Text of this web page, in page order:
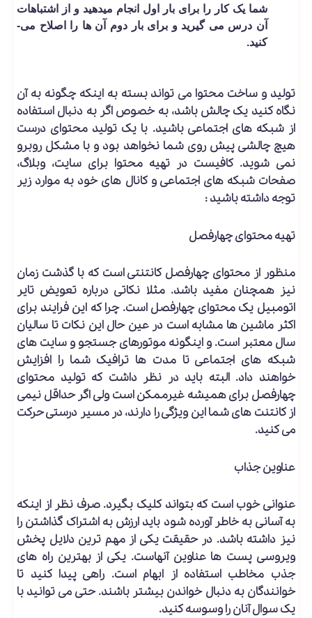
شما یک کار را برای بار اول انجام می­دهید و از اشتباهات
آن درس می ­گیرید و برای بار دوم آن ها را اصلاح می­
کنید.
تولید و ساخت محتوا می تواند بسته به اینکه چگونه به آن
نگاه کنید یک چالش باشد، به خصوص اگر به دنبال استفاده
از شبکه های اجتماعی باشید. با یک تولید محتوای درست
هیچ چالشی پیش روی شما نخواهد بود و با مشکل روبرو
نمی شوید. کافیست در تهیه محتوا برای سایت، وبلاگ،
صفحات شبکه های اجتماعی و کانال های خود به موارد زیر
توجه داشته باشید :
تهیه محتوای چهارفصل
منظور از محتوای چهارفصل کانتنتی است که با گذشت زمان
نیز همچنان مفید باشد. مثلا نکاتی درباره تعویض تایر
اتومبیل یک محتوای چهارفصل است. چرا که این فرایند برای
اکثر ماشین ها مشابه است در عین حال این نکات تا سالیان
سال معتبر است. و اینگونه موتورهای جستجو و سایت های
شبکه های اجتماعی تا مدت ها ترافیک شما را افزایش
خواهند داد. البته باید در نظر داشت که تولید محتوای
چهارفصل برای همیشه غیرممکن است ولی اگر حداقل نیمی
از کانتنت های شما این ویژگی را دارند، در مسیر درستی حرکت
می کنید.
عناوین جذاب
عنوانی خوب است که بتواند کلیک بگیرد. صرف نظر از اینکه
به آسانی به خاطر آورده شود باید ارزش به اشتراک گذاشتن را
نیز داشته باشد. در حقیقت یکی از مهم ترین دلایل پخش
ویروسی پست ها عناوین آنهاست. یکی از بهترین راه های
جذب مخاطب استفاده از ابهام است. راهی پیدا کنید تا
خوانندگان به دنبال خواندن بیشتر باشند. حتی می توانید با
یک سوال آنان را وسوسه کنید.